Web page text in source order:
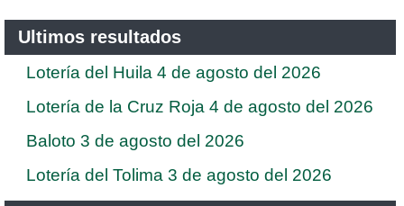
Ultimos resultados
Lotería del Huila 4 de agosto del 2026
Lotería de la Cruz Roja 4 de agosto del 2026
Baloto 3 de agosto del 2026
Lotería del Tolima 3 de agosto del 2026